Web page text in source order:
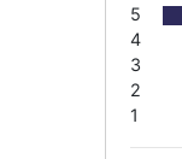
5
4
3
2
1